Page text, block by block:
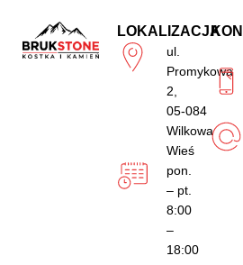
LOKALIZACJA
ul.
Promykowa
2,
05-084
Wilkowa
Wieś
pon.
– pt.
8:00
–
18:00